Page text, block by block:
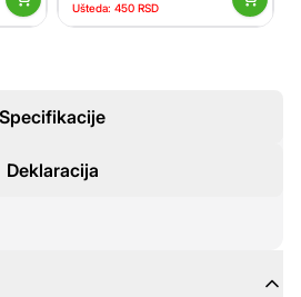
Ušteda: 450 RSD
Specifikacije
Deklaracija